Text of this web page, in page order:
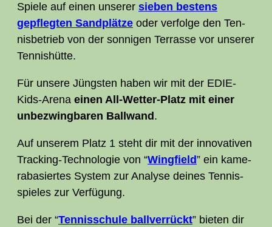
Spie­le auf einen unse­rer sie­ben bes­tens
gepfleg­ten Sand­plät­ze oder ver­fol­ge den Ten­
nis­be­trieb von der son­ni­gen Ter­ras­se vor unse­rer
Tennishütte.
Für unse­re Jüngs­ten haben wir mit der EDIE-
Kids-Are­na einen All-Wet­ter-Platz mit einer
unbe­zwing­ba­ren Ball­wand .
Auf unse­rem Platz 1 steht dir mit der inno­va­ti­ven
Track­ing-Tech­no­lo­gie von “Wing­field” ein kame­
ra­ba­sier­tes Sys­tem zur Ana­ly­se dei­nes Ten­nis­
spie­les zur Verfügung.
Bei der “Ten­nis­schu­le ball­ver­rückt” bie­ten dir